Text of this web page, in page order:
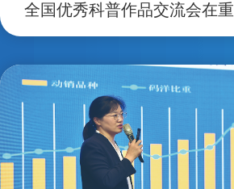
全国优秀科普作品交流会在